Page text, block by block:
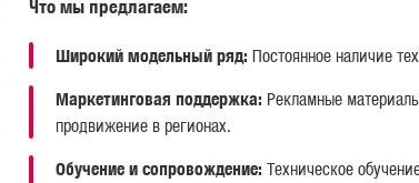
01.05.2025 09:07:00
Что мы предлагаем:
Широкий модельный ряд: Постоянное наличие
Маркетинговая поддержка: Рекламные
продвижение в регионах.
Обучение и сопровождение: Техническое